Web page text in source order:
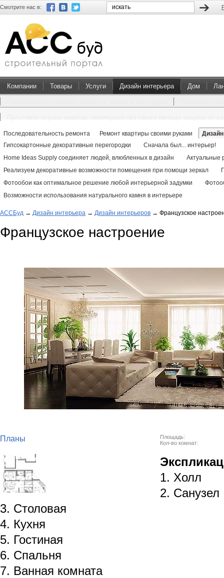
Смотрите нас в:
Компании Товары Услуги Дизайн интерьера Дом
Последовательность ремонта Ремонт квартиры своими руками
Гипсокартонные декоративные перегородки
Сначала был... интерьер!
Home Ideas Supply соединяет людей, влюбленных в дизайн
Актуальные
Реализуем декоративные возможности помещения при помощи зеркал
Фотообои как оптимальное решение любой интерьерной задумки
Возможности использования натурального камня в интерьере
АССБуд → Дизайн интерьера → Дизайн интерьеров → Французское
Французское настроение
Планы
Площадь:
Кол-во комнат:
1. Холл
2. Санузел
3. Столовая
4. Кухня
5. Гостиная
6. Спальня
7. Ванная комната